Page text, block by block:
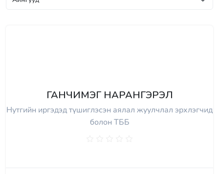
ГАНЧИМЭГ НАРАНГЭРЭЛ
Нутгийн иргэдэд түшиглэсэн аялал жуулчлал эрхлэгчид
болон ТББ